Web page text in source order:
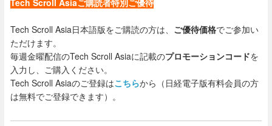
Tech Scroll Asia日本語版をご購読の方は、 ご優待価格でご参加い
ただけます。
毎週金曜配信のTech Scroll Asiaに記載のプロモーションコードを
入力し、ご購入ください。
Tech Scroll Asiaのご登録はこちらから（日経電子版有料会員の方
は無料でご登録できます）。